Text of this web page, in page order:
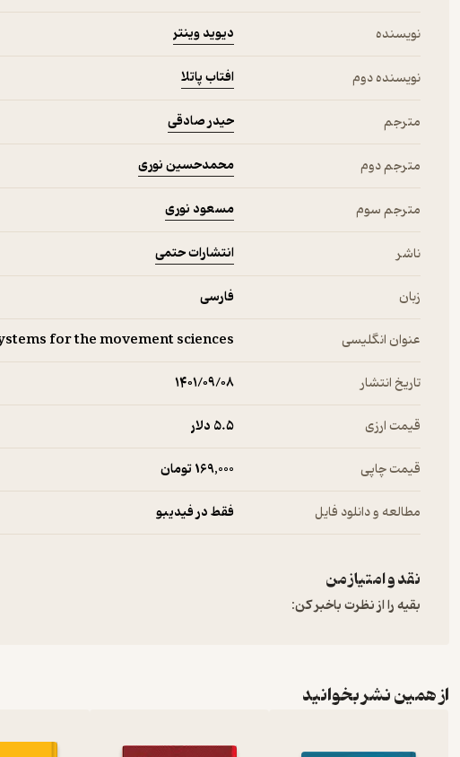
نویسنده دیوید وینتر
نویسنده دوم افتاب پاتلا
مترجم حیدر صادقی
مترجم دوم محمدحسین نوری
مترجم سوم مسعود نوری
ناشر انتشارات حتمی
زبان فارسی
عنوان انگلیسی for the movement sciences
تاریخ انتشار ۱۴۰۱/۰۹/۰۸
قیمت ارزی 5.۵ دلار
قیمت چاپی 169,000 تومان
مطالعه و دانلود فایل فقط در فیدیبو
نقد و امتیاز من
بقیه را از نظرت باخبر کن:
از همین نشر بخوانید